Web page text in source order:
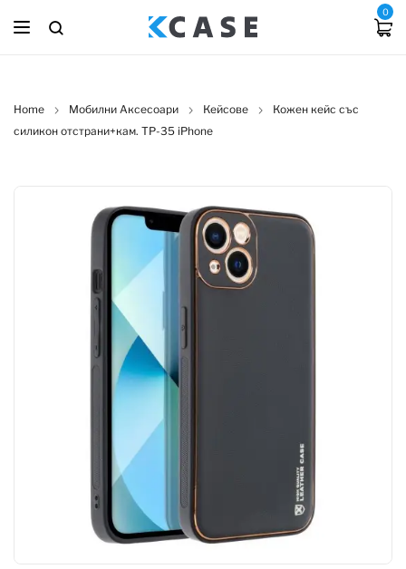
0
Home Мобилни Аксесоари Кейсове
Кожен кейс със
силикон отстрани+кам. TP-35 iPhone